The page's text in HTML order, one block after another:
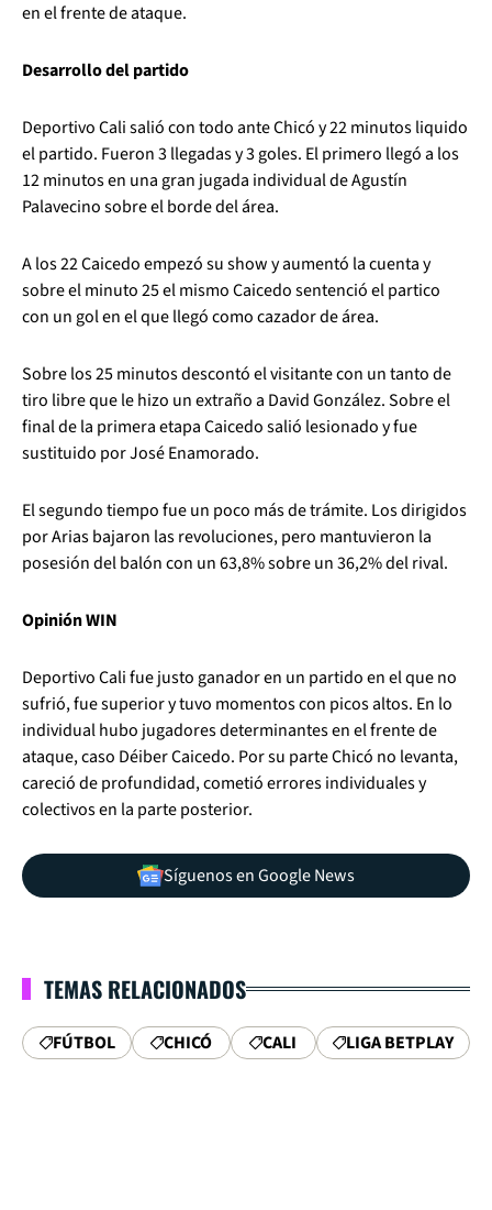
en el frente de ataque.
Desarrollo del partido
Deportivo Cali salió con todo ante Chicó y 22 minutos liquido
el partido. Fueron 3 llegadas y 3 goles. El primero llegó a los
12 minutos en una gran jugada individual de Agustín
Palavecino sobre el borde del área.
A los 22 Caicedo empezó su show y aumentó la cuenta y
sobre el minuto 25 el mismo Caicedo sentenció el partico
con un gol en el que llegó como cazador de área.
Sobre los 25 minutos descontó el visitante con un tanto de
tiro libre que le hizo un extraño a David González. Sobre el
final de la primera etapa Caicedo salió lesionado y fue
sustituido por José Enamorado.
El segundo tiempo fue un poco más de trámite. Los dirigidos
por Arias bajaron las revoluciones, pero mantuvieron la
posesión del balón con un 63,8% sobre un 36,2% del rival.
Opinión WIN
Deportivo Cali fue justo ganador en un partido en el que no
sufrió, fue superior y tuvo momentos con picos altos. En lo
individual hubo jugadores determinantes en el frente de
ataque, caso Déiber Caicedo. Por su parte Chicó no levanta,
careció de profundidad, cometió errores individuales y
colectivos en la parte posterior.
Síguenos en Google News
TEMAS RELACIONADOS
FÚTBOL CHICÓ CALI LIGA BETPLAY